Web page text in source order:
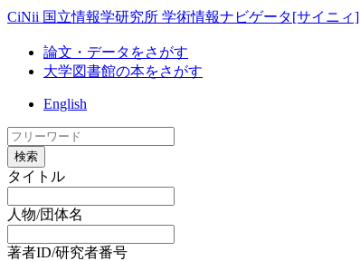
CiNii 国立情報学研究所 学術情報ナビゲータ[サイニィ]
論文・データをさがす
大学図書館の本をさがす
English
検索
タイトル
人物/団体名
著者ID/研究者番号